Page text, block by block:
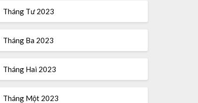
Tháng Tư 2023
Tháng Ba 2023
Tháng Hai 2023
Tháng Một 2023